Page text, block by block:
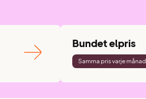
Bundet elpris
Samma pris varje månad